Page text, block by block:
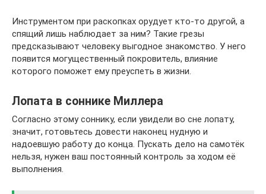
Инструментом при раскопках орудует кто-то другой, а
спящий лишь наблюдает за ним? Такие грезы
предсказывают человеку выгодное знакомство. У него
появится могущественный покровитель, влияние
которого поможет ему преуспеть в жизни.
Лопата в соннике Миллера
Согласно этому соннику, если увидели во сне лопату,
значит, готовьтесь довести наконец нудную и
надоевшую работу до конца. Пускать дело на самотёк
нельзя, нужен ваш постоянный контроль за ходом её
выполнения.